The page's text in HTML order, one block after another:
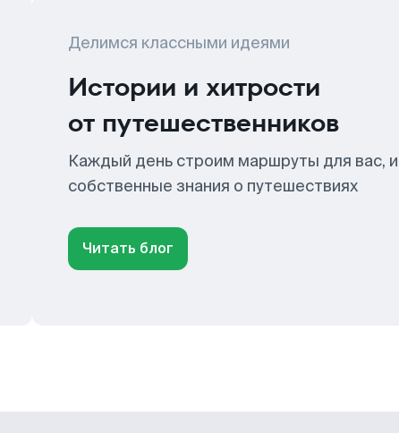
Делимся классными идеями
Истории и хитрости
от путешественников
Каждый день строим маршруты для вас,
собственные знания о путешествиях
Читать блог